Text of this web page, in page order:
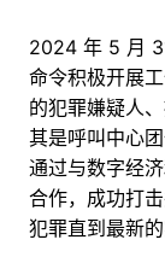
2024 年 5 月
命令积极开展
的犯罪嫌疑人
其是呼叫中心团
通过与数字经
合作，成功打
犯罪直到最新的